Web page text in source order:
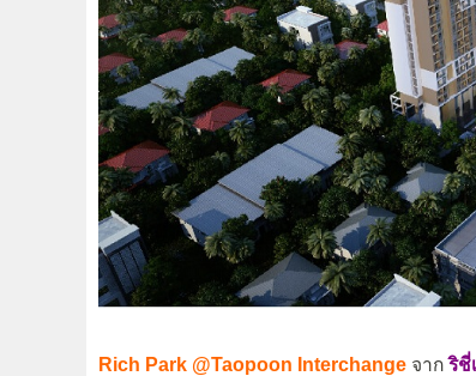
Rich Park @Taopoon Interchange จากริชี่